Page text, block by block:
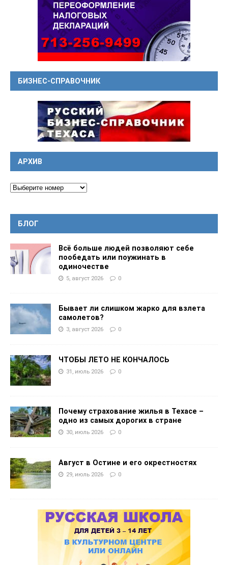
БИЗНЕС-СПРАВОЧНИК
АРХИВ
БЛОГ
Всё больше людей позволяют себе
пообедать или поужинать в
одиночестве
5, август 2026 0
Бывает ли слишком жарко для взлета
самолетов?
3, август 2026 0
ЧТОБЫ ЛЕТО НЕ КОНЧАЛОСЬ
31, июль 2026 0
Почему страхование жилья в Техасе –
одно из самых дорогих в стране
30, июль 2026 0
Август в Остине и его окрестностях
29, июль 2026 0